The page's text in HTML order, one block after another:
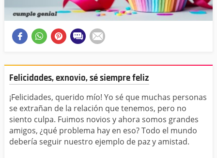
Felicidades, exnovio, sé siempre feliz
¡Felicidades, querido mío! Yo sé que muchas personas
se extrañan de la relación que tenemos, pero no
siento culpa. Fuimos novios y ahora somos grandes
amigos, ¿qué problema hay en eso? Todo el mundo
debería seguir nuestro ejemplo de paz y amistad.